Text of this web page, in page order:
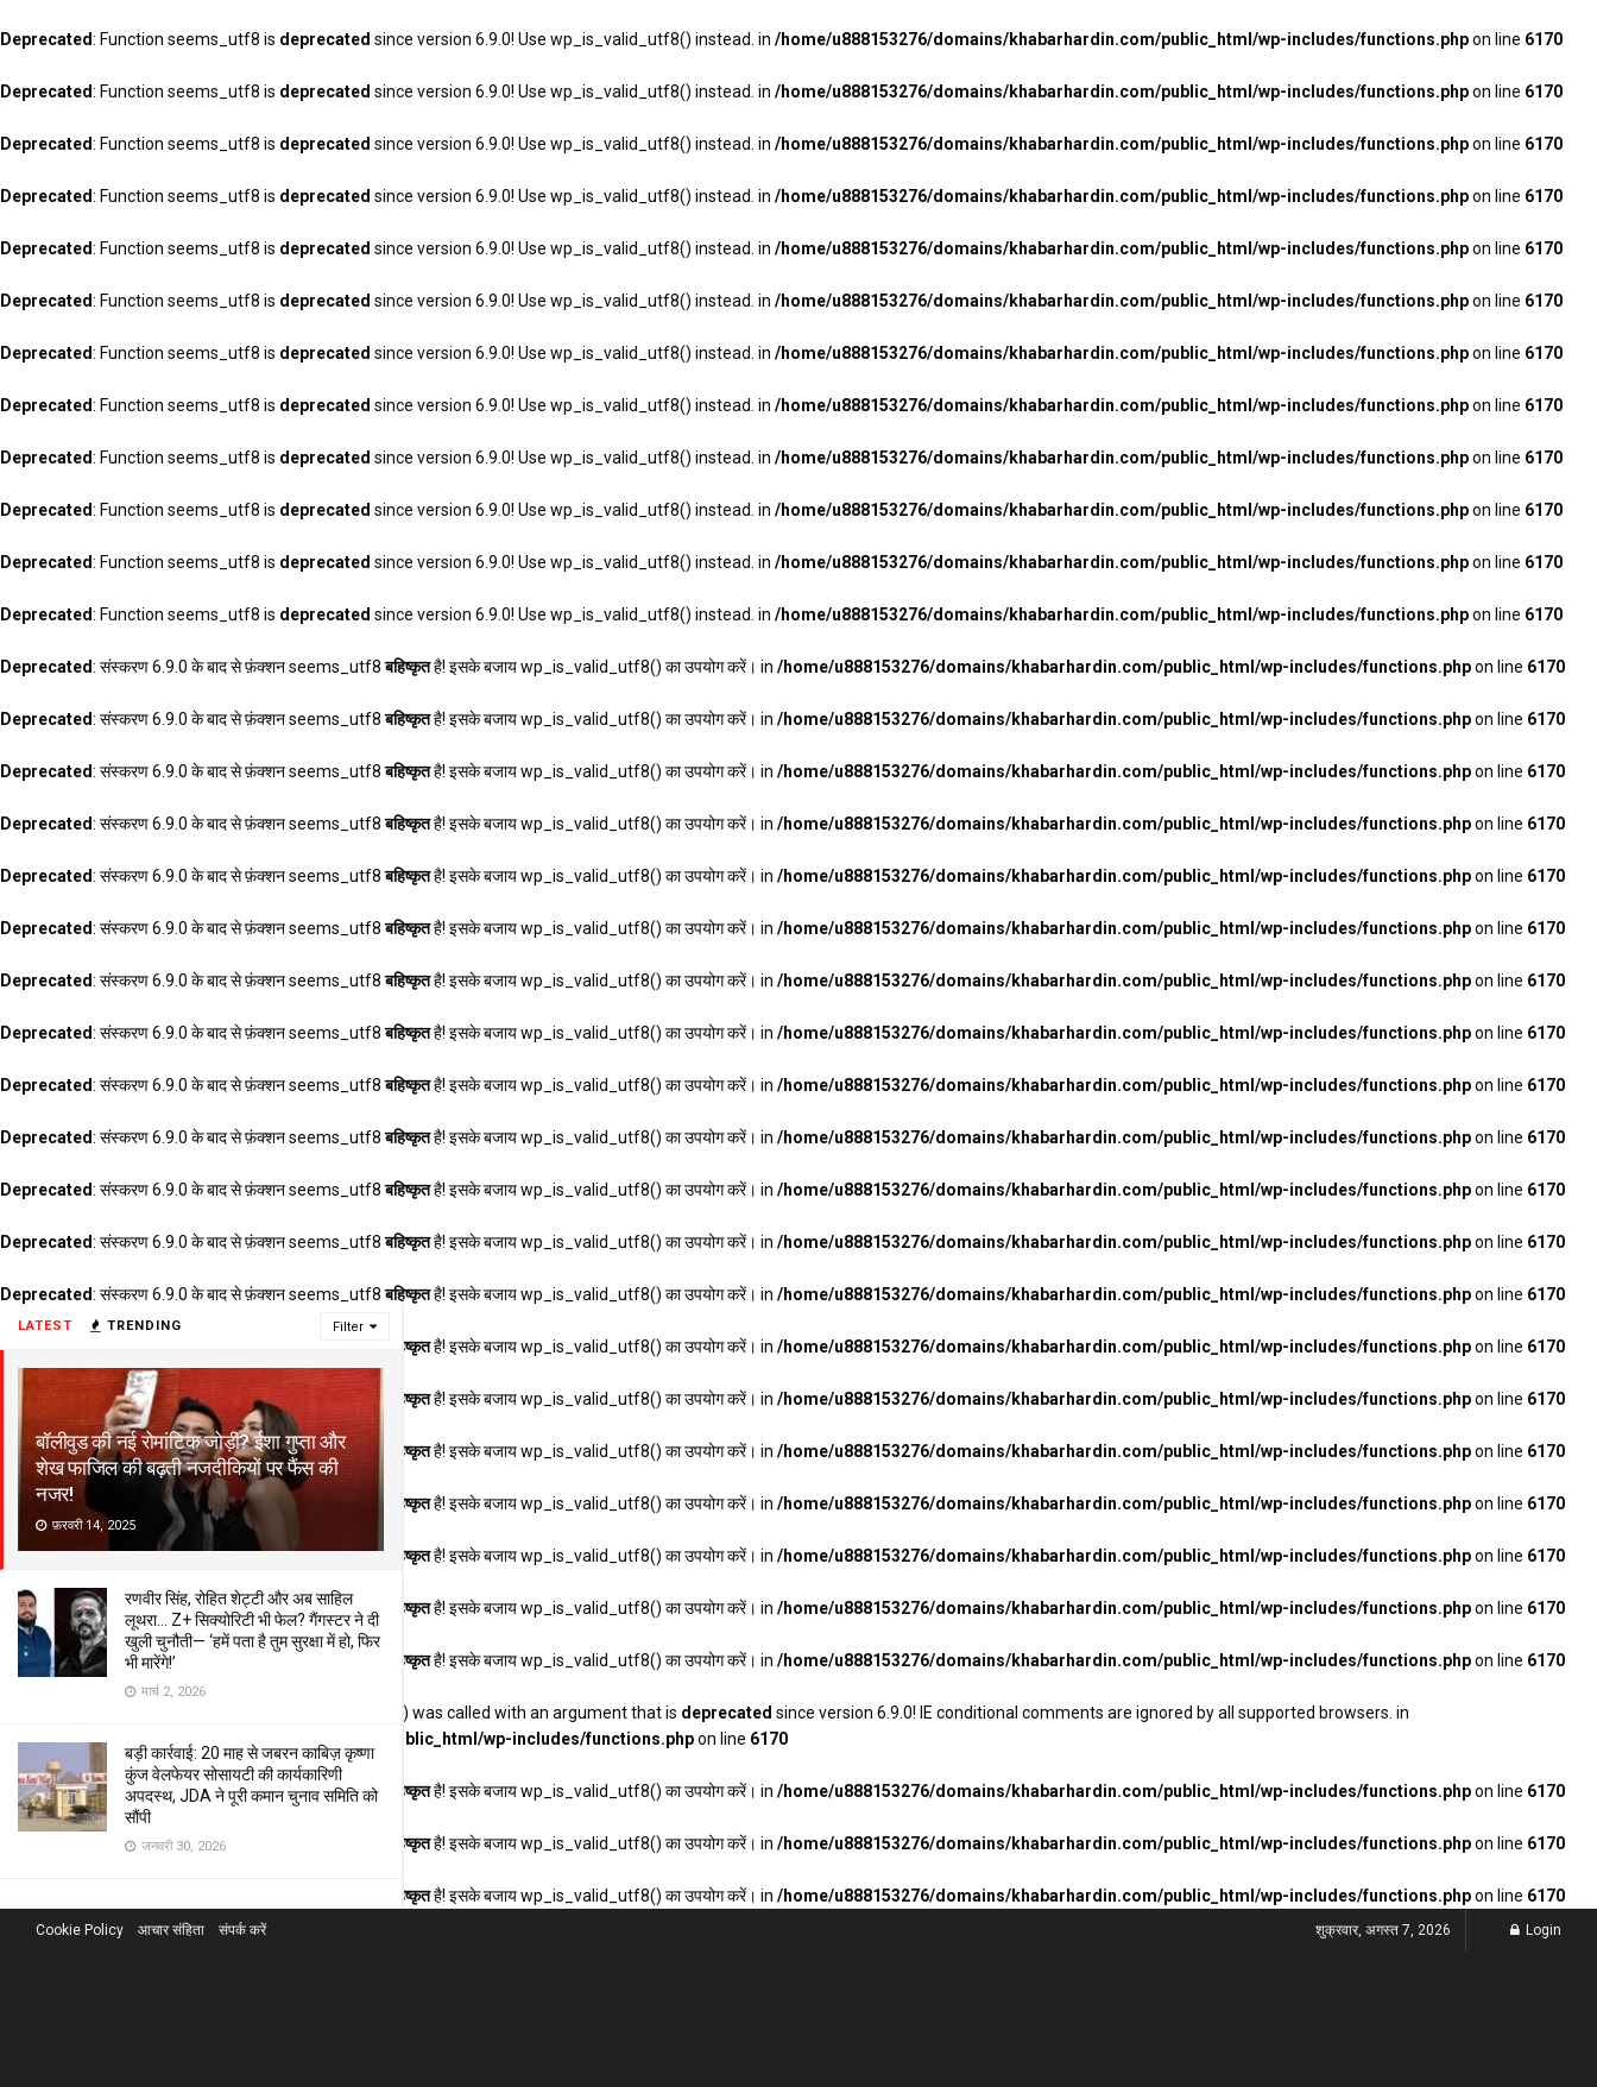
Deprecated: Function seems_utf8 is deprecated since version 6.9.0! Use wp_is_valid_utf8() instead. in /home/u888153276/domains/khabarhardin.com/public_html/wp-includes/functions.phpon line 6170
Deprecated: Function seems_utf8 is deprecated since version 6.9.0! Use wp_is_valid_utf8() instead. in /home/u888153276/domains/khabarhardin.com/public_html/wp-includes/functions.phpon line 6170
Deprecated: Function seems_utf8 is deprecated since version 6.9.0! Use wp_is_valid_utf8() instead. in /home/u888153276/domains/khabarhardin.com/public_html/wp-includes/functions.phpon line 6170
Deprecated: Function seems_utf8 is deprecated since version 6.9.0! Use wp_is_valid_utf8() instead. in /home/u888153276/domains/khabarhardin.com/public_html/wp-includes/functions.phpon line 6170
Deprecated: Function seems_utf8 is deprecated since version 6.9.0! Use wp_is_valid_utf8() instead. in /home/u888153276/domains/khabarhardin.com/public_html/wp-includes/functions.phpon line 6170
Deprecated: Function seems_utf8 is deprecated since version 6.9.0! Use wp_is_valid_utf8() instead. in /home/u888153276/domains/khabarhardin.com/public_html/wp-includes/functions.phpon line 6170
Deprecated: Function seems_utf8 is deprecated since version 6.9.0! Use wp_is_valid_utf8() instead. in /home/u888153276/domains/khabarhardin.com/public_html/wp-includes/functions.phpon line 6170
Deprecated: Function seems_utf8 is deprecated since version 6.9.0! Use wp_is_valid_utf8() instead. in /home/u888153276/domains/khabarhardin.com/public_html/wp-includes/functions.phpon line 6170
Deprecated: Function seems_utf8 is deprecated since version 6.9.0! Use wp_is_valid_utf8() instead. in /home/u888153276/domains/khabarhardin.com/public_html/wp-includes/functions.phpon line 6170
Deprecated: Function seems_utf8 is deprecated since version 6.9.0! Use wp_is_valid_utf8() instead. in /home/u888153276/domains/khabarhardin.com/public_html/wp-includes/functions.phpon line 6170
Deprecated: Function seems_utf8 is deprecated since version 6.9.0! Use wp_is_valid_utf8() instead. in /home/u888153276/domains/khabarhardin.com/public_html/wp-includes/functions.phpon line 6170
Deprecated: Function seems_utf8 is deprecated since version 6.9.0! Use wp_is_valid_utf8() instead. in /home/u888153276/domains/khabarhardin.com/public_html/wp-includes/functions.phpon line 6170
Deprecated: संस्करण 6.9.0 के बाद से फ़ंक्शन seems_utf8बहिष्कृतहै! इसके बजाय wp_is_valid_utf8() का उपयोग करें। in /home/u888153276/domains/khabarhardin.com/public_html/wp-includes/functions.phpon line 6170
Deprecated: संस्करण 6.9.0 के बाद से फ़ंक्शन seems_utf8बहिष्कृतहै! इसके बजाय wp_is_valid_utf8() का उपयोग करें। in /home/u888153276/domains/khabarhardin.com/public_html/wp-includes/functions.phpon line 6170
Deprecated: संस्करण 6.9.0 के बाद से फ़ंक्शन seems_utf8बहिष्कृतहै! इसके बजाय wp_is_valid_utf8() का उपयोग करें। in /home/u888153276/domains/khabarhardin.com/public_html/wp-includes/functions.phpon line 6170
Deprecated: संस्करण 6.9.0 के बाद से फ़ंक्शन seems_utf8बहिष्कृतहै! इसके बजाय wp_is_valid_utf8() का उपयोग करें। in /home/u888153276/domains/khabarhardin.com/public_html/wp-includes/functions.phpon line 6170
Deprecated: संस्करण 6.9.0 के बाद से फ़ंक्शन seems_utf8बहिष्कृतहै! इसके बजाय wp_is_valid_utf8() का उपयोग करें। in /home/u888153276/domains/khabarhardin.com/public_html/wp-includes/functions.phpon line 6170
Deprecated: संस्करण 6.9.0 के बाद से फ़ंक्शन seems_utf8बहिष्कृतहै! इसके बजाय wp_is_valid_utf8() का उपयोग करें। in /home/u888153276/domains/khabarhardin.com/public_html/wp-includes/functions.phpon line 6170
Deprecated: संस्करण 6.9.0 के बाद से फ़ंक्शन seems_utf8बहिष्कृतहै! इसके बजाय wp_is_valid_utf8() का उपयोग करें। in /home/u888153276/domains/khabarhardin.com/public_html/wp-includes/functions.phpon line 6170
Deprecated: संस्करण 6.9.0 के बाद से फ़ंक्शन seems_utf8बहिष्कृतहै! इसके बजाय wp_is_valid_utf8() का उपयोग करें। in /home/u888153276/domains/khabarhardin.com/public_html/wp-includes/functions.phpon line 6170
Deprecated: संस्करण 6.9.0 के बाद से फ़ंक्शन seems_utf8बहिष्कृतहै! इसके बजाय wp_is_valid_utf8() का उपयोग करें। in /home/u888153276/domains/khabarhardin.com/public_html/wp-includes/functions.phpon line 6170
Deprecated: संस्करण 6.9.0 के बाद से फ़ंक्शन seems_utf8बहिष्कृतहै! इसके बजाय wp_is_valid_utf8() का उपयोग करें। in /home/u888153276/domains/khabarhardin.com/public_html/wp-includes/functions.phpon line 6170
Deprecated: संस्करण 6.9.0 के बाद से फ़ंक्शन seems_utf8बहिष्कृतहै! इसके बजाय wp_is_valid_utf8() का उपयोग करें। in /home/u888153276/domains/khabarhardin.com/public_html/wp-includes/functions.phpon line 6170
Deprecated: संस्करण 6.9.0 के बाद से फ़ंक्शन seems_utf8बहिष्कृतहै! इसके बजाय wp_is_valid_utf8() का उपयोग करें। in /home/u888153276/domains/khabarhardin.com/public_html/wp-includes/functions.phpon line 6170
Deprecated: संस्करण 6.9.0 के बाद से फ़ंक्शन seems_utf8बहिष्कृतहै! इसके बजाय wp_is_valid_utf8() का उपयोग करें। in /home/u888153276/domains/khabarhardin.com/public_html/wp-includes/functions.phpon line 6170
Deprecated बहिष्कृतहै! इसके बजाय wp_is_valid_utf8() का उपयोग करें। in /home/u888153276/domains/khabarhardin.com/public_html/wp-includes/functions.phpon line 6170
: संस्करण 6.9.0 के बाद से फ़ंक्शन seems_utf8 बहिष्कृतहै! इसके बजाय wp_is_valid_utf8() का उपयोग करें। in /home/u888153276/domains/khabarhardin.com/public_html/wp-includes/functions.phpon line 6170
Deprecated: संस्करण 6.9.0 के बाद से फ़ंक्शन seems_utf8 बहिष्कृतहै! इसके बजाय wp_is_valid_utf8() का उपयोग करें। in /home/u888153276/domains/khabarhardin.com/public_html/wp-includes/functions.phpon line 6170
Deprecated : संस्करण 6.9.0 के बाद से फ़ंक्शन seems_utf8 बहिष्कृतहै! इसके बजाय wp_is_valid_utf8() का उपयोग करें। in /home/u888153276/domains/khabarhardin.com/public_html/wp-includes/functions.phpon line 6170
Deprecated: संस्करण 6.9.0 के बाद से फ़ंक्शन seems_utf8 बहिष्कृतहै! इसके बजाय wp_is_valid_utf8() का उपयोग करें। in /home/u888153276/domains/khabarhardin.com/public_html/wp-includes/functions.phpon line 6170
Deprecated: संस्करण 6.9.0 के बाद से फ़ंक्शन seems_utf8 बहिष्कृतहै! इसके बजाय wp_is_valid_utf8() का उपयोग करें। in /home/u888153276/domains/khabarhardin.com/public_html/wp-includes/functions.phpon line 6170
Deprecated: संस्करण 6.9.0 के बाद से फ़ंक्शन seems_utf8 बहिष्कृतहै! इसके बजाय wp_is_valid_utf8() का उपयोग करें। in /home/u888153276/domains/khabarhardin.com/public_html/wp-includes/functions.phpon line 6170
: Function WP_Dependencies->add_data() was called with an argument that is deprecated since version 6.9.0! IE conditional comments are ignored by all supported browsers. in
/home/u888153276/domains/khabarhardin.com/public_html/wp-includes/functions.phpon line 6170
Deprecated: संस्करण 6.9.0 के बाद से फ़ंक्शन seems_utf8 बहिष्कृतहै! इसके बजाय wp_is_valid_utf8() का उपयोग करें। in /home/u888153276/domains/khabarhardin.com/public_html/wp-includes/functions.phpon line 6170
: संस्करण 6.9.0 के बाद से फ़ंक्शन seems_utf8 बहिष्कृतहै! इसके बजाय wp_is_valid_utf8() का उपयोग करें। in /home/u888153276/domains/khabarhardin.com/public_html/wp-includes/functions.phpon line 6170
बहिष्कृतहै! इसके बजाय wp_is_valid_utf8() का उपयोग करें। in /home/u888153276/domains/khabarhardin.com/public_html/wp-includes/functions.phpon line 6170
LATEST TRENDING Filter
बॉलीवुड की नई रोमांटिक जोड़ी? ईशा गुप्ता और
शेख फाजिल की बढ़ती नजदीकियों पर फैंस की
नजर!
फ़रवरी 14, 2025
रणवीर सिंह, रोहित शेट्टी और अब साहिल
लूथरा… Z+ सिक्योरिटी भी फेल? गैंगस्टर ने दी
खुली चुनौती— ‘हमें पता है तुम सुरक्षा में हो, फिर
भी मारेंगे!’
मार्च 2, 2026
बड़ी कार्रवाई: 20 माह से जबरन काबिज़ कृष्णा
कुंज वेलफेयर सोसायटी की कार्यकारिणी
अपदस्थ, JDA ने पूरी कमान चुनाव समिति को
सौंपी
जनवरी 30, 2026
Cookie Policy आचार संहिता संपर्क करें शुक्रवार, अगस्त 7, 2026 Login